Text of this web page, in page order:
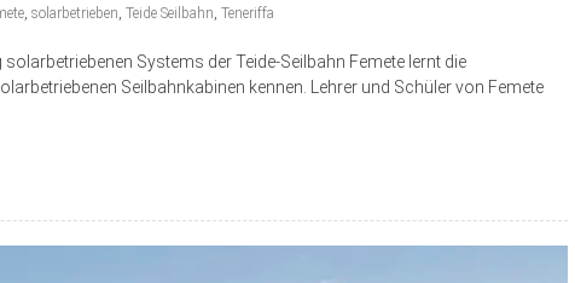
, solarbetrieben, Teide Seilbahn, Teneriffa
Systems der Teide-Seilbahn Femete lernt die
Seilbahnkabinen kennen. Lehrer und Schüler von Femete